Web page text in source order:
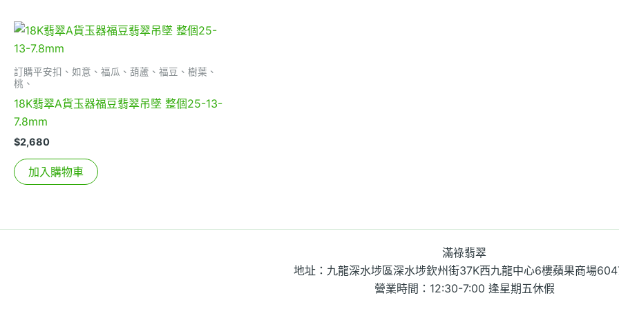
訂購平安扣、如意、福瓜、葫蘆、福豆、樹葉、
桃、
18K翡翠A貨玉器福豆翡翠吊墜 整個25-13-
7.8mm
$2,680
加入購物車
滿祿翡翠
地址：九龍深水埗區深水埗欽州街37K西九龍中心6樓蘋果商場
營業時間：12:30-7:00 逢星期五休假